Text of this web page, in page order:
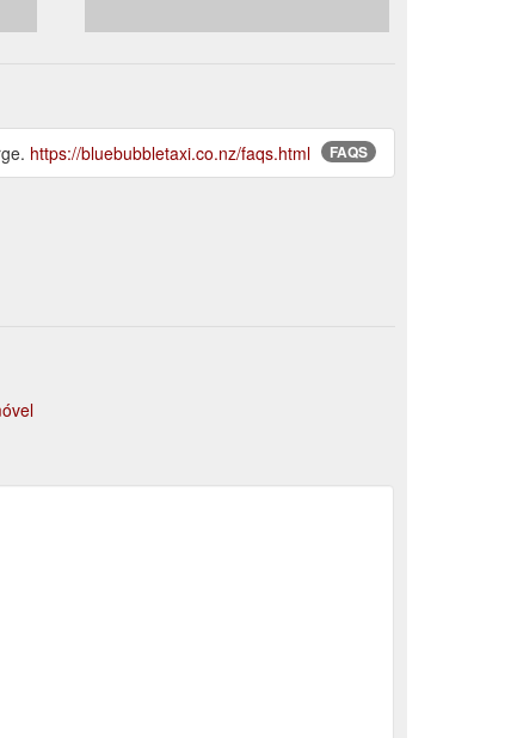
FAQS
https://bluebubbletaxi.co.nz/faqs.html